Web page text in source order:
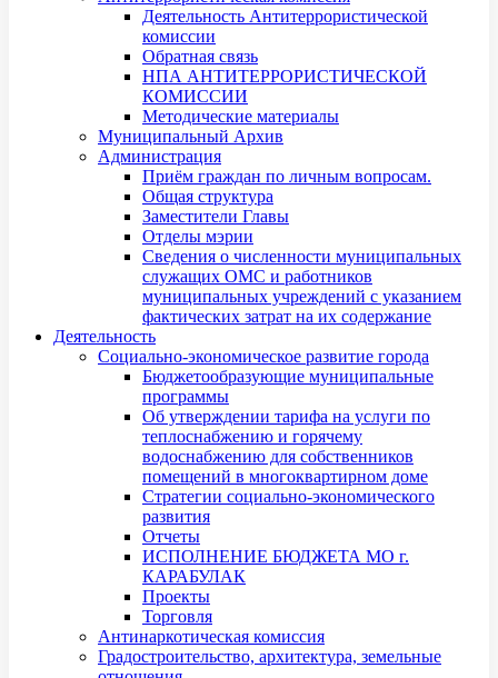
Деятельность Антитеррористической
комиссии
Обратная связь
НПА АНТИТЕРРОРИСТИЧЕСКОЙ
КОМИССИИ
Методические материалы
Муниципальный Архив
Администрация
Приём граждан по личным вопросам.
Общая структура
Заместители Главы
Отделы мэрии
Сведения о численности муниципальных
служащих ОМС и работников
муниципальных учреждений с указанием
фактических затрат на их содержание
Деятельность
Социально-экономическое развитие города
Бюджетообразующие муниципальные
программы
Об утверждении тарифа на услуги по
теплоснабжению и горячему
водоснабжению для собственников
помещений в многоквартирном доме
Стратегии социально-экономического
развития
Отчеты
ИСПОЛНЕНИЕ БЮДЖЕТА МО г.
КАРАБУЛАК
Проекты
Торговля
Антинаркотическая комиссия
Градостроительство, архитектура, земельные